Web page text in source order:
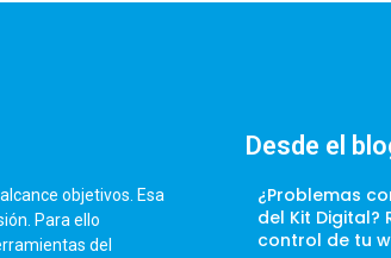
objetivos. Esa
Para ello
del
Desde el
¿Problemas
del Kit Digital?
control de tu